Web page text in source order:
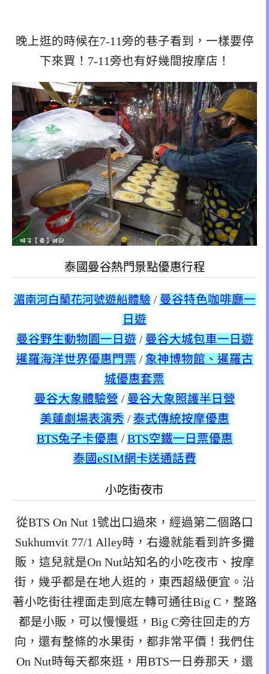
晚上逛的時候在7-11旁的巷子看到，一樣要停
下來買！7-11旁也有好幾間按摩店！
泰國曼谷熱門景點優惠行程
湄南河白蘭花河號遊船體驗 / 曼谷特色咖啡廳一
日遊
曼谷野生動物園一日遊 / 曼谷大城包車一日遊
暹羅海洋世界優惠門票 / 象神博物館、暹羅古
城優惠套票
曼谷大象體驗營 / 曼谷大象照護半日營
美蓮劇場表演秀 / 泰式傳統按摩優惠
BTS兔子卡優惠 /BTS空鐵一日票優惠
泰國eSIM網卡送通話費
小吃街夜市
從BTS On Nut 1號出口過來，經過第二個路口
Sukhumvit 77/1 Alley時，右邊就能看到許多攤
販，這兒就是On Nut站知名的小吃夜市、按摩
街，幾乎都是在地人逛的，東西超級便宜。沿
著小吃街往裡面走到底左轉可通往Big C，整路
都是小販，可以慢慢逛，Big C旁往回走的方
向，還有整條的水果街，都非常平價！我們住
On Nut時每天都來逛，用BTS一日券那天，還